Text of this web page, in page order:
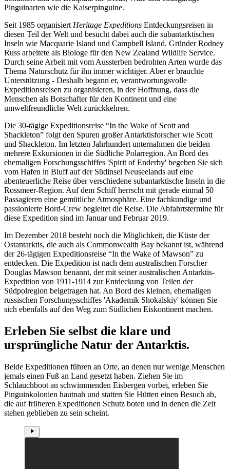
Pinguinarten wie die Kaiserpinguine.
Seit 1985 organisiertHeritage Expeditions Entdeckungsreisen in
diesen Teil der Welt und besucht dabei auch die subantarktischen
Inseln wie Macquarie Island und Campbell Island. Gründer Rodney
Russ arbeitete als Biologe für den New Zealand Wildlife Service.
Durch seine Arbeit mit vom Aussterben bedrohten Arten wurde das
Thema Naturschutz für ihn immer wichtiger. Aber er brauchte
Unterstützung - Deshalb begann er, verantwortungsvolle
Expeditionsreisen zu organisieren, in der Hoffnung, dass die
Menschen als Botschafter für den Kontinent und eine
umweltfreundliche Welt zurückkehren.
Die 30-tägige Expeditionsreise “In the Wake of Scott and
Shackleton” folgt den Spuren großer Antarktisforscher wie Scott
und Shackleton. Im letzten Jahrhundert unternahmen die beiden
mehrere Exkursionen in die Südliche Polarregion. An Bord des
ehemaligen Forschungsschiffes 'Spirit of Enderby' begeben Sie sich
vom Hafen in Bluff auf der Südinsel Neuseelands auf eine
abenteuerliche Reise über verschiedene subantarktische Inseln in die
Rossmeer-Region. Auf dem Schiff herrscht mit gerade einmal 50
Passagieren eine gemütliche Atmosphäre. Eine fachkundige und
passionierte Bord-Crew begleitet die Reise. Die Abfahrtstermine für
diese Expedition sind im Januar und Februar 2019.
Im Dezember 2018 besteht noch die Möglichkeit, die Küste der
Ostantarktis, die auch als Commonwealth Bay bekannt ist, während
der 26-tägigen Expeditionsreise “In the Wake of Mawson” zu
entdecken. Die Expedition ist nach dem australischen Forscher
Douglas Mawson benannt, der mit seiner australischen Antarktis-
Expedition von 1911-1914 zur Entdeckung von Teilen der
Südpolregion beigetragen hat. An Bord des kleinen, ehemaligen
russischen Forschungsschiffes 'Akademik Shokalskiy' können Sie
sich ebenfalls auf den Weg zum Südlichen Eiskontinent machen.
Erleben Sie selbst die klare und
ursprüngliche Natur der Antarktis.
Beide Expeditionen führen an Orte, an denen nur wenige Menschen
jemals einen Fuß an Land gesetzt haben. Ziehen Sie im
Schlauchboot an schwimmenden Eisbergen vorbei, erleben Sie
Pinguinkolonien hautnah und statten Sie Hütten einen Besuch ab,
die auf früheren Expeditionen Schutz boten und in denen die Zeit
stehen geblieben zu sein scheint.